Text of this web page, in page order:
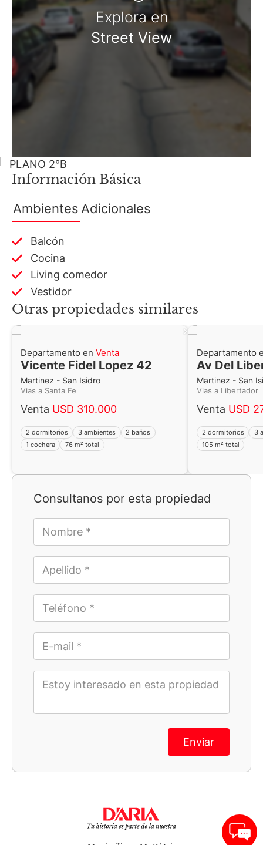
Consultanos por esta propiedad
Enviar
Explora en
Street View
Información Básica
Ambientes Adicionales
Balcón
Cocina
Living comedor
Vestidor
Otras propiedades similares
Departamento en Venta
Vicente Fidel Lopez 42
Martinez - San Isidro
Vias a Santa Fe
Venta USD 310.000
2 dormitorios 3 ambientes
2 baños
1 cochera
76 m² total
Departamento
Av Del
Martinez - San
Vias a Libertador
Venta USD
2 dormitorios
3
105 m² total